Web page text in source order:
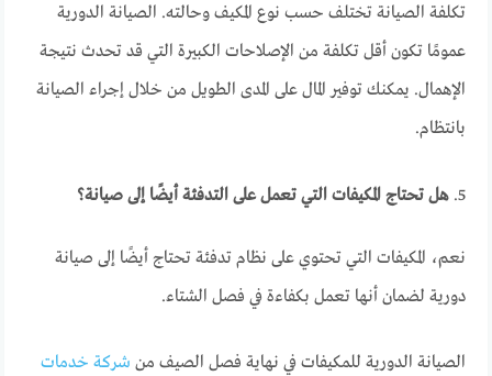
تكلفة الصيانة تختلف حسب نوع المكيف وحالته. الصيانة الدورية
عمومًا تكون أقل تكلفة من الإصلاحات الكبيرة التي قد تحدث نتيجة
الإهمال. يمكنك توفير المال على المدى الطويل من خلال إجراء الصيانة
بانتظام.
5. هل تحتاج المكيفات التي تعمل على التدفئة أيضًا إلى صيانة؟
نعم، المكيفات التي تحتوي على نظام تدفئة تحتاج أيضًا إلى صيانة
دورية لضمان أنها تعمل بكفاءة في فصل الشتاء.
الصيانة الدورية للمكيفات في نهاية فصل الصيف من شركة خدمات